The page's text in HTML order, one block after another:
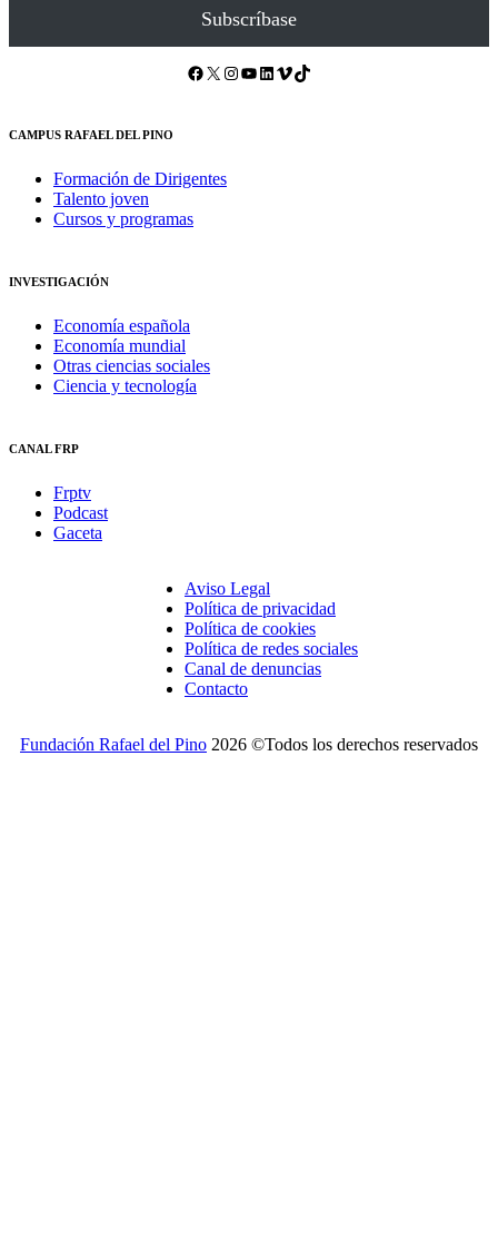
Subscríbase
Facebook X Instagram YouTube LinkedIn Vimeo TikTok
CAMPUS RAFAEL DEL PINO
Formación de Dirigentes
Talento joven
Cursos y programas
INVESTIGACIÓN
Economía española
Economía mundial
Otras ciencias sociales
Ciencia y tecnología
CANAL FRP
Frptv
Podcast
Gaceta
Aviso Legal
Política de privacidad
Política de cookies
Política de redes sociales
Canal de denuncias
Contacto
Fundación Rafael del Pino 2026 ©Todos los derechos reservados